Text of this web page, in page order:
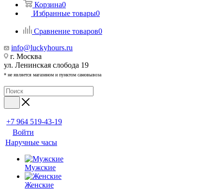
Корзина0
Избранные товары0
Сравнение товаров0
info@luckyhours.ru
г. Москва
ул. Ленинская слобода 19
* не является магазином и пунктом самовывоза
+7 964 519-43-19
Войти
Наручные часы
Мужские
Женские